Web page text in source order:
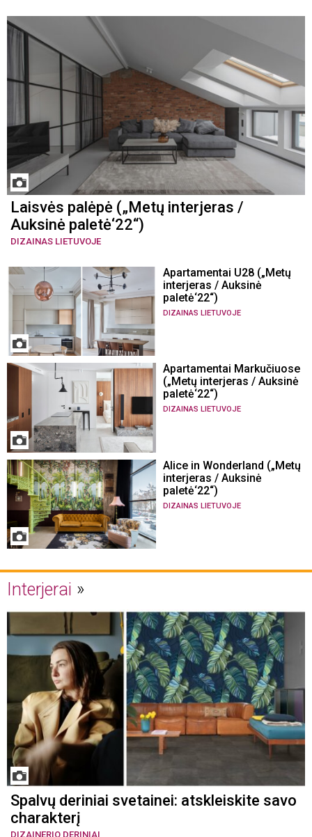
Laisvės palėpė („Metų interjeras /
Auksinė paletė‘22“)
DIZAINAS LIETUVOJE
Apartamentai U28 („Metų
interjeras / Auksinė
paletė‘22“)
DIZAINAS LIETUVOJE
Apartamentai Markučiuose
(„Metų interjeras / Auksinė
paletė‘22“)
DIZAINAS LIETUVOJE
Alice in Wonderland („Metų
interjeras / Auksinė
paletė‘22“)
DIZAINAS LIETUVOJE
Interjerai
Spalvų deriniai svetainei: atskleiskite savo
charakterį
DIZAINERIO DERINIAI